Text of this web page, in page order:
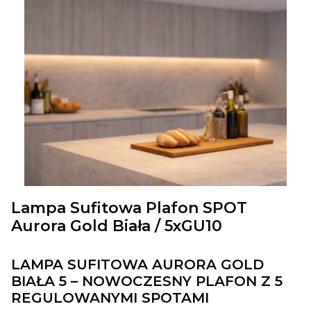
Lampa Sufitowa Plafon SPOT
Aurora Gold Biała / 5xGU10
LAMPA SUFITOWA AURORA GOLD
BIAŁA 5 – NOWOCZESNY PLAFON Z 5
REGULOWANYMI SPOTAMI